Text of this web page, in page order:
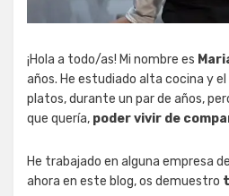
¡Hola a todo/as! Mi nombre es
años. He estudiado alta cocina y
platos, durante un par de años,
que quería, poder vivir de
He trabajado en alguna empresa
ahora en este blog, os demuestro